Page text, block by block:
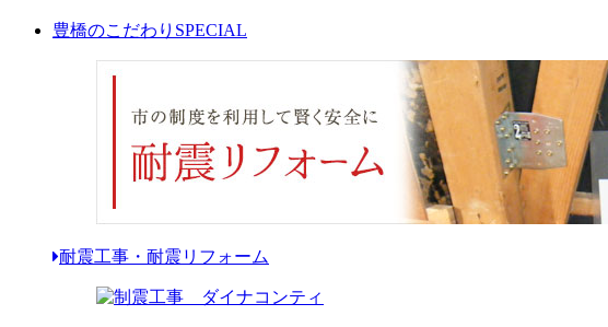
豊橋のこだわり SPECIAL
耐震工事・耐震リフォーム